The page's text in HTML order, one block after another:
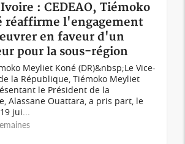
: CEDEAO, Tiémoko
réaffirme l'engagement
en faveur d'un
pour la sous-région
Meyliet Koné (DR)&nbsp;Le Vice-
la République, Tiémoko Meyliet
le Président de la
Alassane Ouattara, a pris part, le
jui...